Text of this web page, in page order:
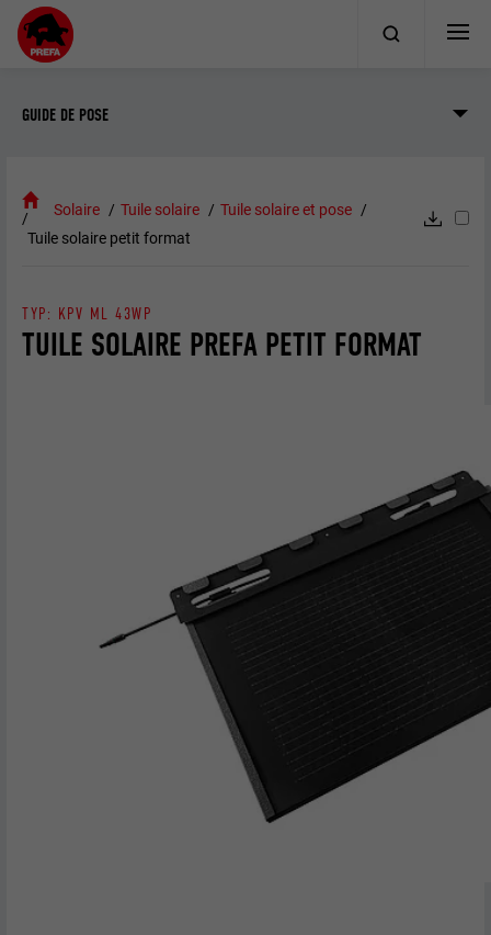
GUIDE DE POSE
Solaire Tuile solaire
Tuile solaire et pose
Tuile solaire petit format
TUILE SOLAIRE PREFA PETIT FORMAT
TYP: KPV ML 43WP